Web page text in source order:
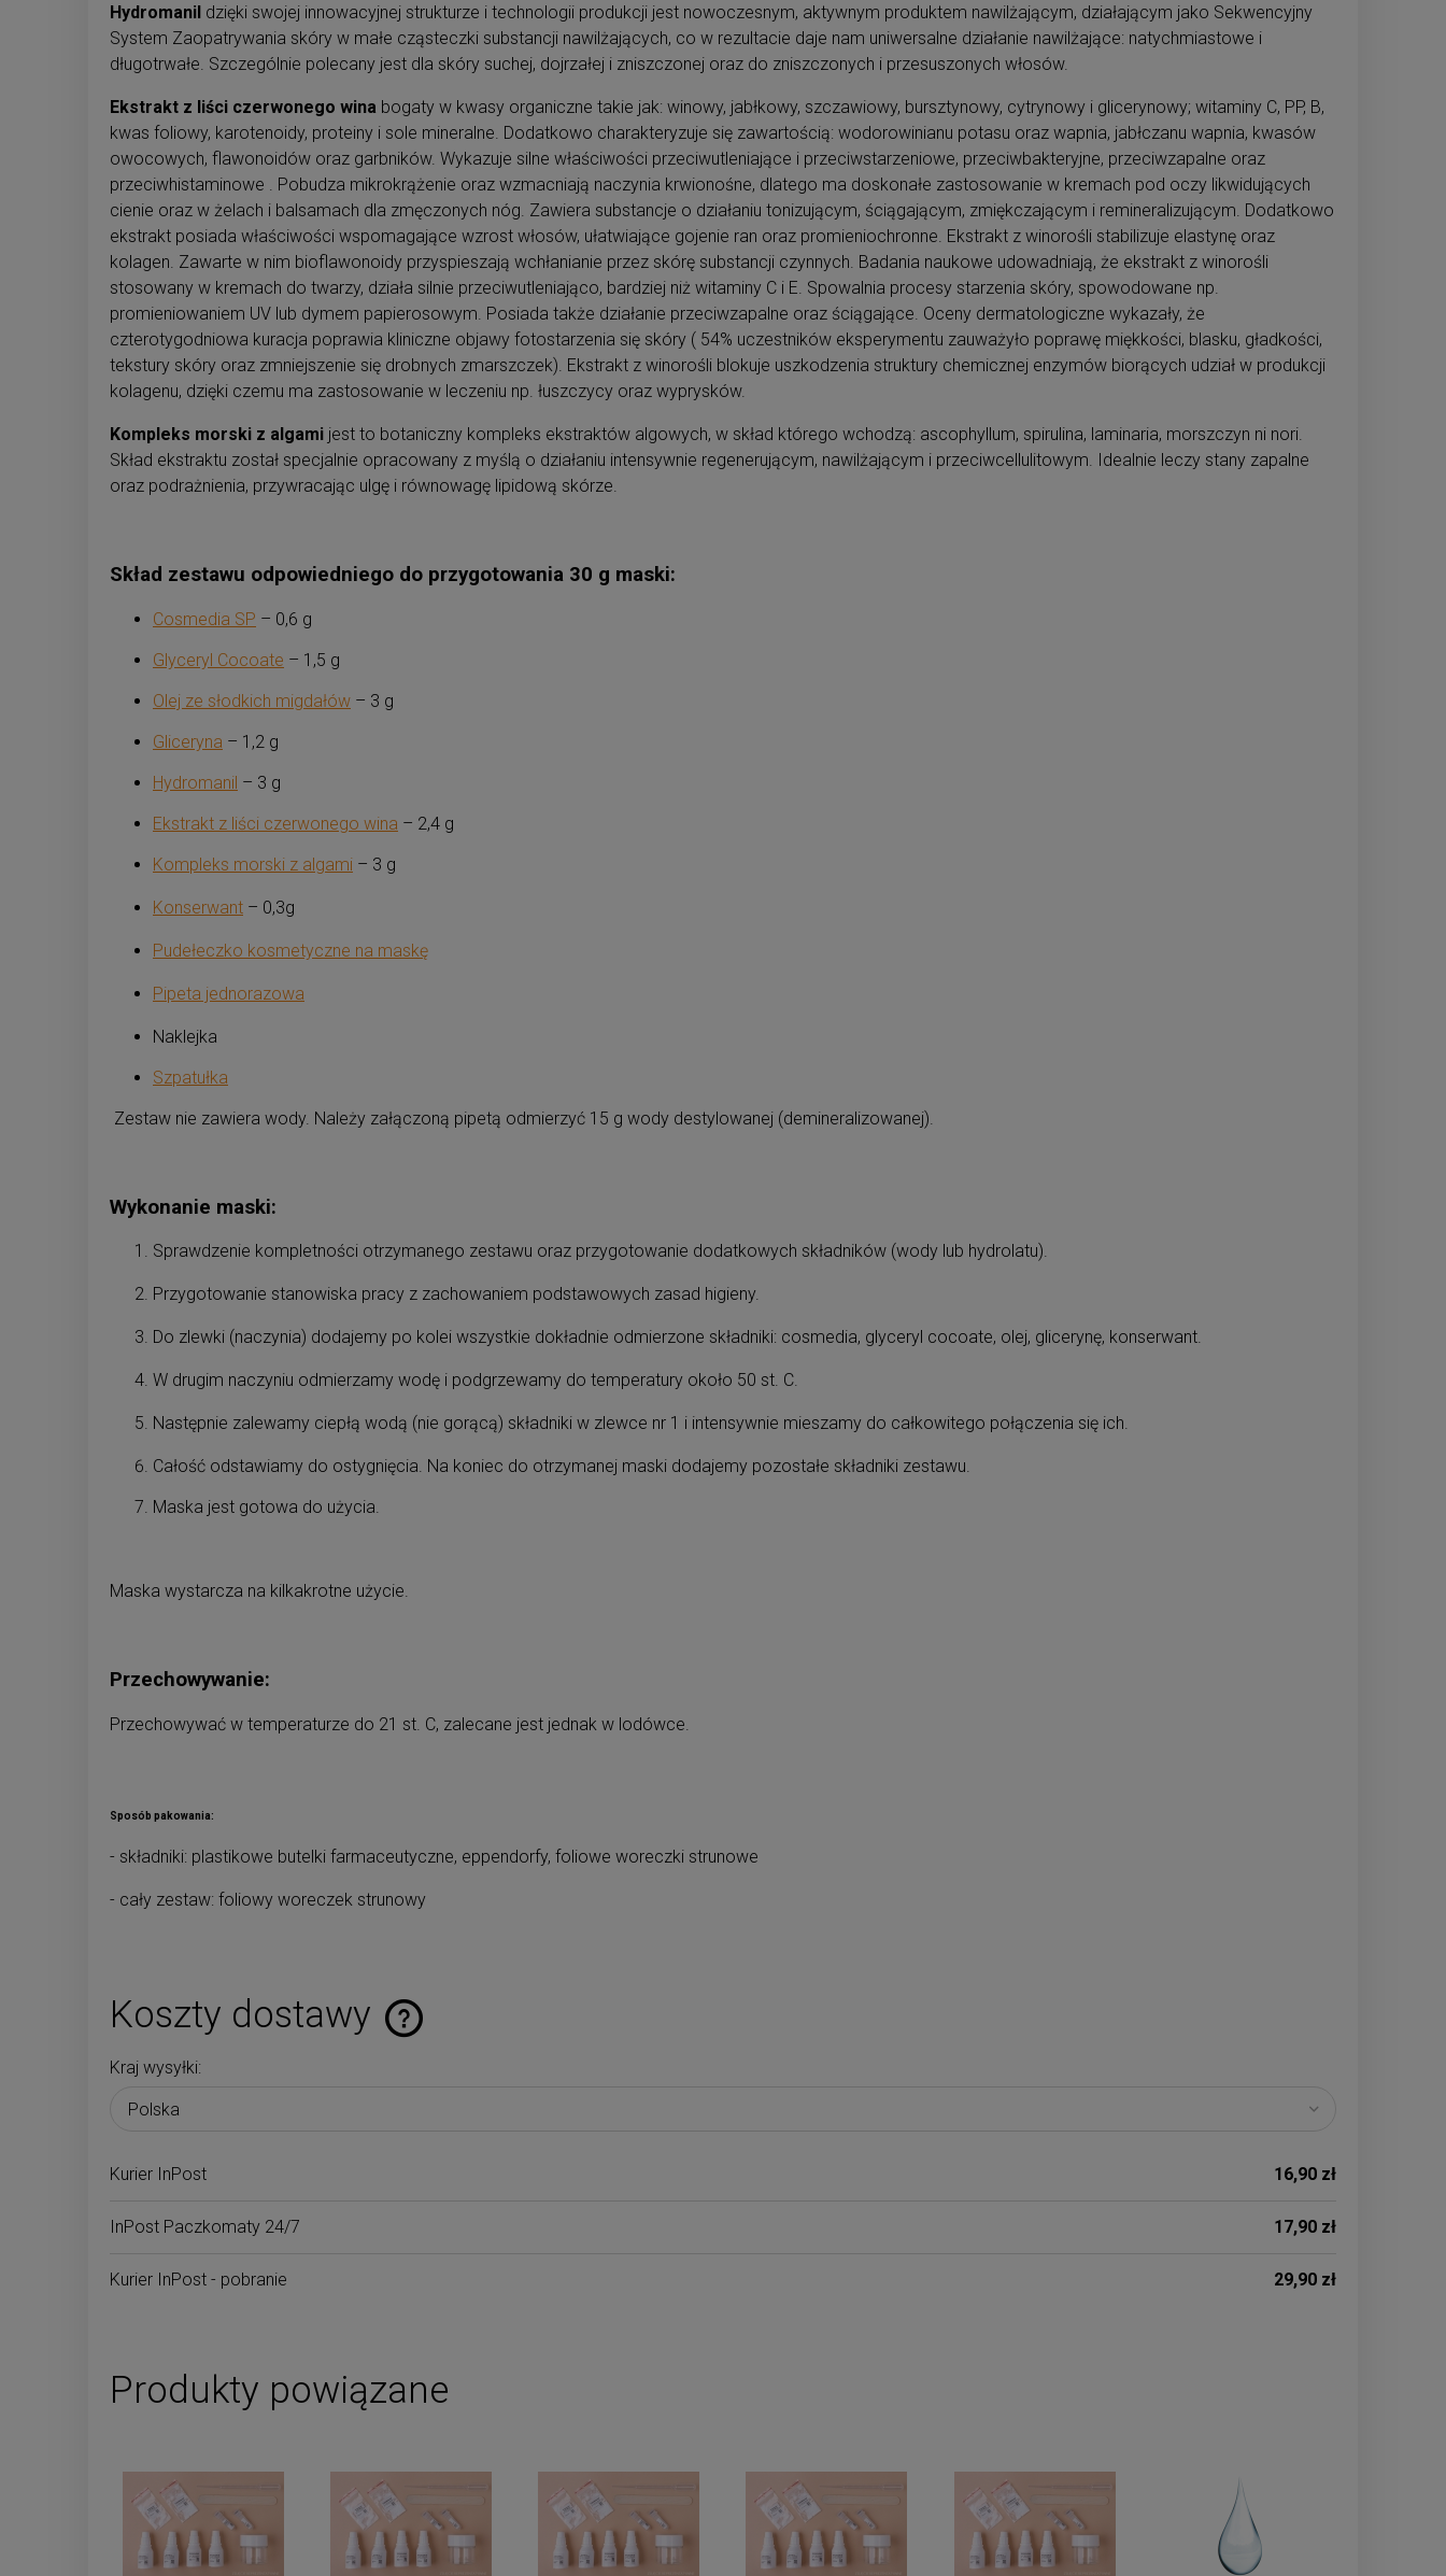
Hydromanil dzięki swojej innowacyjnej strukturze i technologii produkcji jest nowoczesnym, aktywnym produktem nawilżającym, działającym jako Sekwencyjny
System Zaopatrywania skóry w małe cząsteczki substancji nawilżających, co w rezultacie daje nam uniwersalne działanie nawilżające: natychmiastowe i
długotrwałe. Szczególnie polecany jest dla skóry suchej, dojrzałej i zniszczonej oraz do zniszczonych i przesuszonych włosów.
Ekstrakt z liści czerwonego wina bogaty w kwasy organiczne takie jak: winowy, jabłkowy, szczawiowy, bursztynowy, cytrynowy i glicerynowy; witaminy C, PP, B,
kwas foliowy, karotenoidy, proteiny i sole mineralne. Dodatkowo charakteryzuje się zawartością: wodorowinianu potasu oraz wapnia, jabłczanu wapnia, kwasów
owocowych, flawonoidów oraz garbników. Wykazuje silne właściwości przeciwutleniające i przeciwstarzeniowe, przeciwbakteryjne, przeciwzapalne oraz
przeciwhistaminowe . Pobudza mikrokrążenie oraz wzmacniają naczynia krwionośne, dlatego ma doskonałe zastosowanie w kremach pod oczy likwidujących
cienie oraz w żelach i balsamach dla zmęczonych nóg. Zawiera substancje o działaniu tonizującym, ściągającym, zmiękczającym i remineralizującym. Dodatkowo
ekstrakt posiada właściwości wspomagające wzrost włosów, ułatwiające gojenie ran oraz promieniochronne. Ekstrakt z winorośli stabilizuje elastynę oraz
kolagen. Zawarte w nim bioflawonoidy przyspieszają wchłanianie przez skórę substancji czynnych. Badania naukowe udowadniają, że ekstrakt z winorośli
stosowany w kremach do twarzy, działa silnie przeciwutleniająco, bardziej niż witaminy C i E. Spowalnia procesy starzenia skóry, spowodowane np.
promieniowaniem UV lub dymem papierosowym. Posiada także działanie przeciwzapalne oraz ściągające. Oceny dermatologiczne wykazały, że
czterotygodniowa kuracja poprawia kliniczne objawy fotostarzenia się skóry ( 54% uczestników eksperymentu zauważyło poprawę miękkości, blasku, gładkości,
tekstury skóry oraz zmniejszenie się drobnych zmarszczek). Ekstrakt z winorośli blokuje uszkodzenia struktury chemicznej enzymów biorących udział w produkcji
kolagenu, dzięki czemu ma zastosowanie w leczeniu np. łuszczycy oraz wyprysków.
Kompleks morski z algami jest to botaniczny kompleks ekstraktów algowych, w skład którego wchodzą: ascophyllum, spirulina, laminaria, morszczyn ni nori.
Skład ekstraktu został specjalnie opracowany z myślą o działaniu intensywnie regenerującym, nawilżającym i przeciwcellulitowym. Idealnie leczy stany zapalne
oraz podrażnienia, przywracając ulgę i równowagę lipidową skórze.
Skład zestawu odpowiedniego do przygotowania 30 g maski:
Cosmedia SP – 0,6 g
Glyceryl Cocoate – 1,5 g
Olej ze słodkich migdałów – 3 g
Gliceryna – 1,2 g
Hydromanil – 3 g
Ekstrakt z liści czerwonego wina – 2,4 g
Kompleks morski z algami – 3 g
Konserwant – 0,3g
Pudełeczko kosmetyczne na maskę
Pipeta jednorazowa
Naklejka
Szpatułka
Zestaw nie zawiera wody. Należy załączoną pipetą odmierzyć 15 g wody destylowanej (demineralizowanej).
Wykonanie maski:
Sprawdzenie kompletności otrzymanego zestawu oraz przygotowanie dodatkowych składników (wody lub hydrolatu).
Przygotowanie stanowiska pracy z zachowaniem podstawowych zasad higieny.
Do zlewki (naczynia) dodajemy po kolei wszystkie dokładnie odmierzone składniki: cosmedia, glyceryl cocoate, olej, glicerynę, konserwant.
W drugim naczyniu odmierzamy wodę i podgrzewamy do temperatury około 50 st. C.
Następnie zalewamy ciepłą wodą (nie gorącą) składniki w zlewce nr 1 i intensywnie mieszamy do całkowitego połączenia się ich.
Całość odstawiamy do ostygnięcia. Na koniec do otrzymanej maski dodajemy pozostałe składniki zestawu.
Maska jest gotowa do użycia.
Maska wystarcza na kilkakrotne użycie.
Przechowywanie:
Przechowywać w temperaturze do 21 st. C, zalecane jest jednak w lodówce.
Sposób pakowania:
- składniki: plastikowe butelki farmaceutyczne, eppendorfy, foliowe woreczki strunowe
- cały zestaw: foliowy woreczek strunowy
Koszty dostawy
Kraj wysyłki:
Kurier InPost 16,90 zł
InPost Paczkomaty 24/7 17,90 zł
Kurier InPost - pobranie 29,90 zł
Produkty powiązane